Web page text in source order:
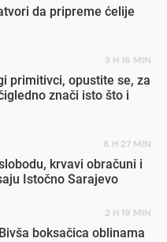
da pripreme ćelije
3 H 16 MIN
primitivci, opustite se, za
znači isto što i
8 H 27 MIN
krvavi obračuni i
Istočno Sarajevo
2 H 19 MIN
boksačica oblinama